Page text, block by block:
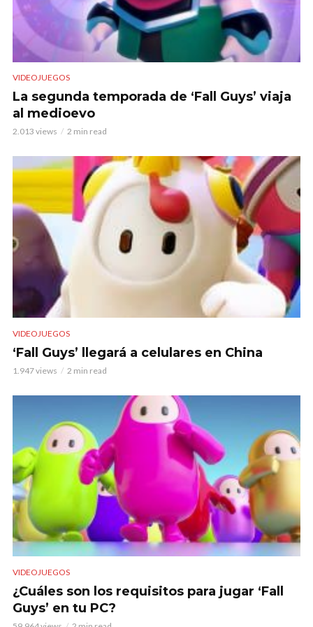
VIDEOJUEGOS
La segunda temporada de ‘Fall Guys’ viaja
al medioevo
2.013 views 2 min read
VIDEOJUEGOS
‘Fall Guys’ llegará a celulares en China
1.947 views 2 min read
VIDEOJUEGOS
¿Cuáles son los requisitos para jugar ‘Fall
Guys’ en tu PC?